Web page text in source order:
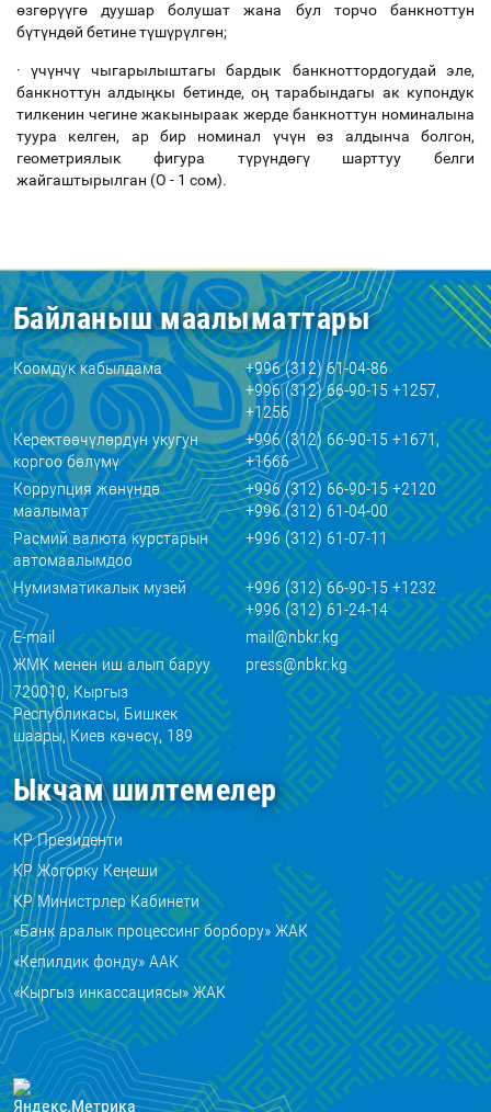
өзгөрүүгө дуушар болушат жана бул торчо банкноттун
бүтүндөй бетине түшүрүлгөн;
·
үчүнчү чыгарылыштагы бардык банкноттордогудай эле,
банкноттун алдыңкы бетинде, оң тарабындагы ак купондук
тилкенин чегине жакыныраак жерде банкноттун номиналына
туура келген, ар бир номинал үчүн өз алдынча болгон,
геометриялык фигура түрүндөгү шарттуу белги
жайгаштырылган (О - 1 сом).
Байланыш маалыматтары
Коомдук кабылдама
+996 (312) 61-04-86
+996 (312) 66-90-15 +1257,
+1256
Керектөөчүлөрдүн укугун
коргоо бөлүмү
+996 (312) 66-90-15 +1671,
+1666
Коррупция жөнүндө
маалымат
+996 (312) 66-90-15 +2120
+996 (312) 61-04-00
Расмий валюта курстарын
автомаалымдоо
+996 (312) 61-07-11
Нумизматикалык музей
+996 (312) 66-90-15 +1232
+996 (312) 61-24-14
E-mail
mail@nbkr.kg
ЖМК менен иш алып баруу
press@nbkr.kg
720010, Кыргыз
Республикасы, Бишкек
шаары, Киев көчөсү, 189
Ыкчам шилтемелер
КР Президенти
КР Жогорку Кеңеши
КР Министрлер Кабинети
«Банк аралык процессинг борбору» ЖАК
«Кепилдик фонду» ААК
«Кыргыз инкассациясы» ЖАК